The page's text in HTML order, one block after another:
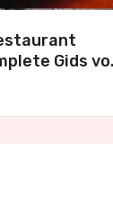
Gids
Dineren